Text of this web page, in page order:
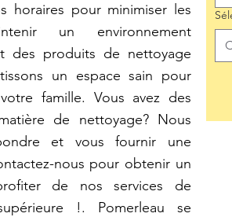
horaires pour minimiser les
un environnement
des produits de nettoyage
un espace sain pour
famille. Vous avez des
de nettoyage? Nous
et vous fournir une
nous pour obtenir un
de nos services de
!. Pomerleau se